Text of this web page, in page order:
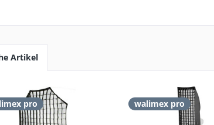
Artikel
pro walimex pro